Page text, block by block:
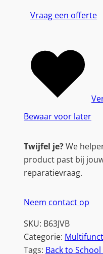
a
d
o
z
e
l
-
i
Vraag een offerte
Bewaar voor later
Twijfel je?We
product past bij
reparatievraag.
Neem contact op
SKU: B63JVB
Categorie:
Tags: Back to School